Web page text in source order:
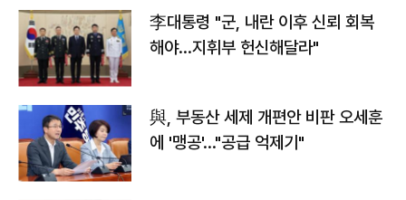
李대통령 "군, 내란 이후 신뢰 회복
해야…지휘부 헌신해달라"
與, 부동산 세제 개편안 비판 오세훈
에 '맹공'…"공급 억제기"